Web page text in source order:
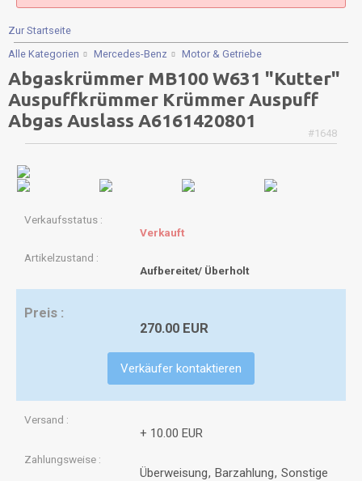
Zur Startseite
Alle Kategorien
Mercedes-Benz Motor & Getriebe
Abgaskrümmer MB100 W631 "Kutter"
Auspuffkrümmer Krümmer Auspuff
Abgas Auslass A6161420801
#1648
Verkaufsstatus
Verkauft
Artikelzustand
Aufbereitet/ Überholt
Preis
270.00 EUR
Verkäufer kontaktieren
Versand
+ 10.00 EUR
Zahlungsweise
Überweisung Barzahlung Sonstige